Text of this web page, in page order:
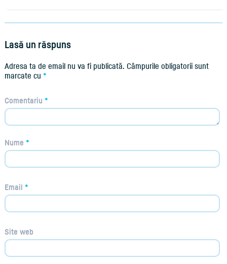
Lasă un răspuns
Adresa ta de email nu va fi publicată. Câmpurile obligatorii sunt
marcate cu *
Comentariu *
Nume *
Email *
Site web